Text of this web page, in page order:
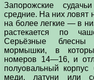
Запорожские
средние. На них ловят
на более легкие — в
растекается по
Серьёзные
мормышки, в
номеров 14—16, и
полуовальный корпус
меди, латуни или